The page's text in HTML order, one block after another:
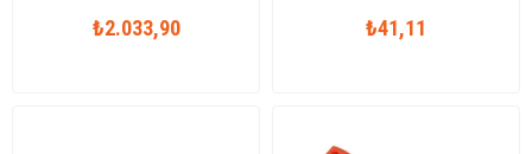
₺2.033,90 ₺41,11